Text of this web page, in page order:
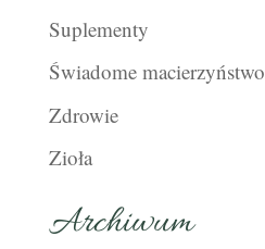
Suplementy
Świadome macierzyństwo
Zdrowie
Zioła
Archiwum